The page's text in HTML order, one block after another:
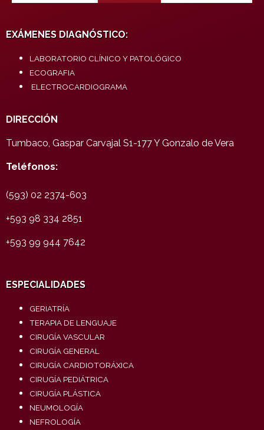
EXÁMENES DIAGNÓSTICO:
LABORATORIO CLÍNICO Y PATOLÓGICO
ECOGRAFIA
ELECTROCARDIOGRAMA
DIRECCIÓN
Tumbaco, Gaspar Carvajal S1-177 Y Gonzalo de Vera
Teléfonos:
(593) 02 2374-603
+593 98 334 2851
+593 99 944 7642
ESPECIALIDADES
GERIATRÍA
TERAPIA DE LENGUAJE
CIRUGÍA VASCULAR
CIRUGÍA GENERAL
CIRUGÍA CARDIOTORÁXICA
CIRUGÍA PEDIÁTRICA
CIRUGÍA PLÁSTICA
NEUMOLOGÍA
NEFROLOGÍA